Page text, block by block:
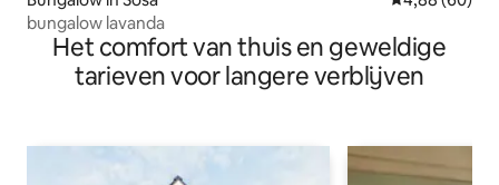
bungalow lavanda
Het comfort van thuis en geweldige
tarieven voor langere verblijven